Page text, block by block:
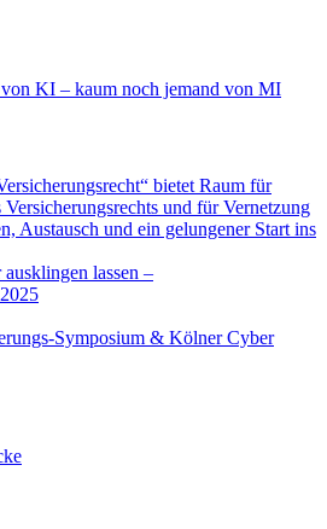
KI – kaum noch jemand von MI
bietet Raum für
und für Vernetzung
Austausch und ein gelungener Start ins
ausklingen lassen –
Symposium & Kölner Cyber